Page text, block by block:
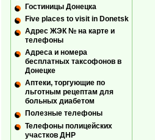
Гостиницы Донецка
Five places to visit in Donetsk
Адрес ЖЭК № на карте и
телефоны
Адреса и номера
бесплатных таксофонов в
Донецке
Аптеки, торгующие по
льготным рецептам для
больных диабетом
Полезные телефоны
Телефоны полицейских
участков ДНР